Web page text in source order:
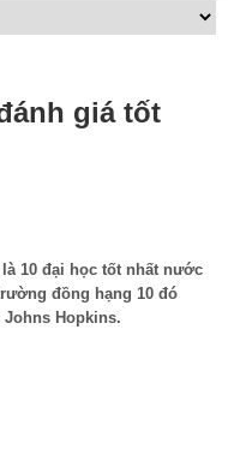
giá tốt
10 đại học tốt nhất nước
đồng hạng 10 đó
Johns Hopkins.